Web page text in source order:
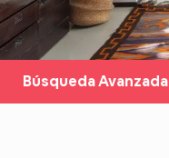
Búsqueda Avanzada